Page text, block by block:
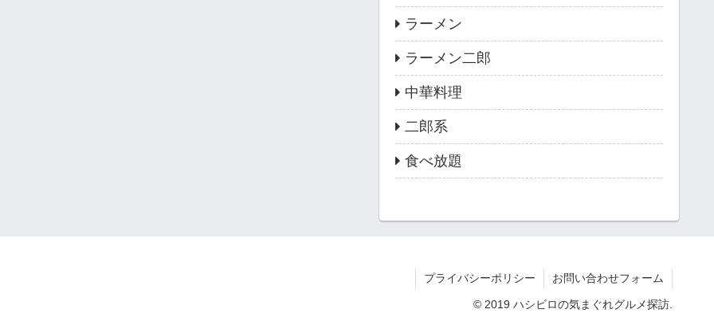
ラーメン
ラーメン二郎
中華料理
二郎系
食べ放題
プライバシーポリシー お問い合わせフォーム
© 2019 ハシビロの気まぐれグルメ探訪.